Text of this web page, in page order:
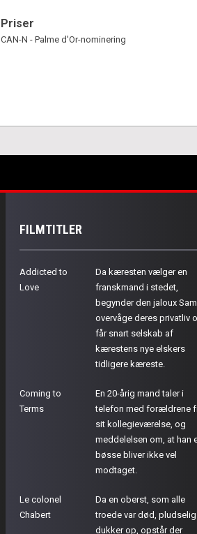
Priser
CAN-N - Palme d'Or-nominering
FILMTITLER
Addicted to
Love
Da kæresten vælger en
franskmand i stedet,
begynder den jaloux
overvåge deres privatliv
får snart selskab af
kærestens nye elskers
tidligere kæreste.
Coming to
Terms
En 20-årig mand taler i
telefon med forældrene
sit kollegieværelse, og
meddelelsen om, at han
bøsse bliver ikke vel
modtaget.
Le colonel
Chabert
Da en oberst, som alle
troede var død, pludselig
dukker op, opstår der